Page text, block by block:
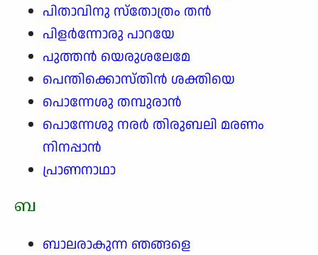
പിതാവിനു സ്തോത്രം തൻ
പിളർന്നോരു പാറയേ
പുത്തൻ യെരുശലേമേ
പെന്തിക്കൊസ്തിൻ ശക്തിയെ
പൊന്നേശു തമ്പുരാൻ
പൊന്നേശു നരർ തിരുബലി മരണം
നിനപ്പാൻ
പ്രാണനാഥാ
ബ
ബാലരാകുന്ന ഞങ്ങളെ